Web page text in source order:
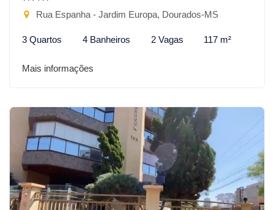
Rua Espanha - Jardim Europa, Dourados-MS
3 Quartos 4 Banheiros 2 Vagas 117 m²
Mais informações